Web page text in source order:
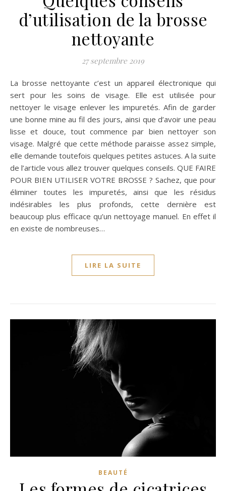
d’utilisation de la brosse
nettoyante
27 septembre 2019
La brosse nettoyante c’est un appareil électronique qui
sert pour les soins de visage. Elle est utilisée pour
nettoyer le visage enlever les impuretés. Afin de garder
une bonne mine au fil des jours, ainsi que d’avoir une peau
lisse et douce, tout commence par bien nettoyer son
visage. Malgré que cette méthode paraisse assez simple,
elle demande toutefois quelques petites astuces. A la suite
de l’article vous allez trouver quelques conseils. QUE FAIRE
POUR BIEN UTILISER VOTRE BROSSE ? Sachez, que pour
éliminer toutes les impuretés, ainsi que les résidus
indésirables les plus profonds, cette dernière est
beaucoup plus efficace qu’un nettoyage manuel. En effet il
en existe de nombreuses…
LIRE LA SUITE
BEAUTÉ